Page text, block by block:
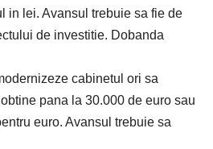
in lei. Avansul trebuie sa fie de
de investitie. Dobanda
cabinetul ori sa
pana la 30.000 de euro sau
euro. Avansul trebuie sa